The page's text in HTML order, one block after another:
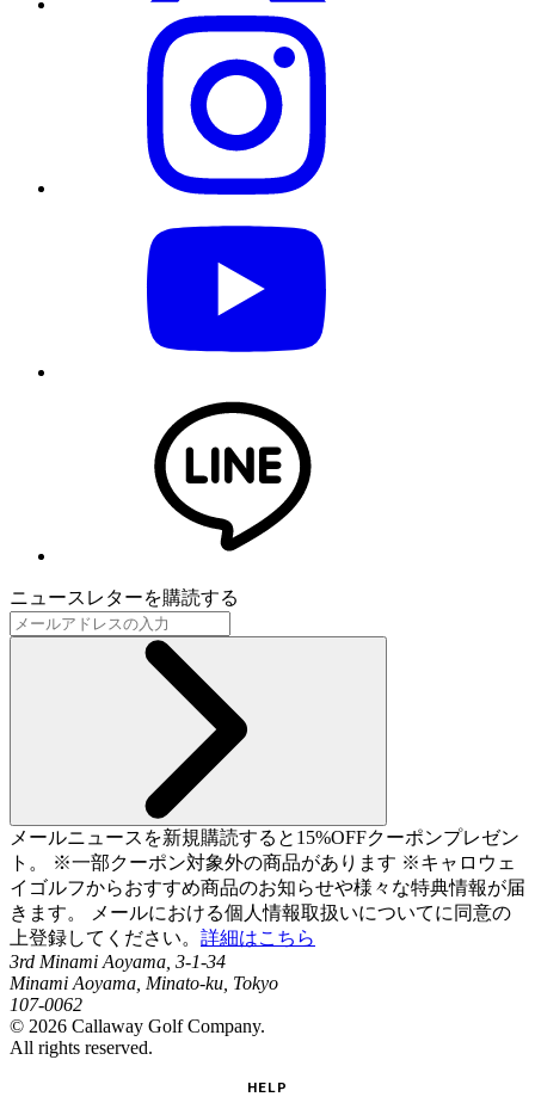
ニュースレターを購読する
メールニュースを新規購読すると15%OFFクーポンプレゼン
ト。 ※一部クーポン対象外の商品があります ※キャロウェ
イゴルフからおすすめ商品のお知らせや様々な特典情報が届
きます。 メールにおける個人情報取扱いについてに同意の
上登録してください。 詳細はこちら
3rd Minami Aoyama, 3-1-34
Minami Aoyama, Minato-ku, Tokyo
107-0062
© 2026 Callaway Golf Company.
All rights reserved.
HELP